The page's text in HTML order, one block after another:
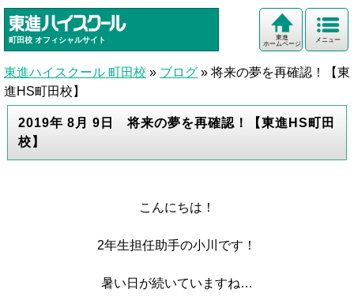
町田校 オフィシャルサイト メニュー
東進
ホームページ
東進ハイスクール 町田校 » ブログ » 将来の夢を再確認！【東
進HS町田校】
2019年 8月 9日 将来の夢を再確認！【東進HS町田
校】
こんにちは！
2年生担任助手の小川です！
暑い日が続いていますね…